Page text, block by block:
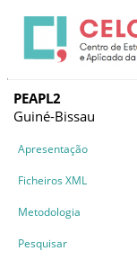
PEAPL2
Guiné-Bissau
Apresentação
Ficheiros XML
Metodologia
Pesquisar